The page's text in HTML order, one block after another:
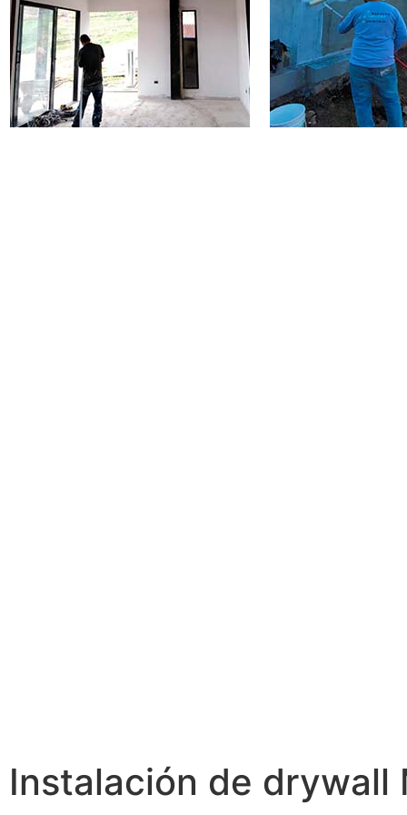
Instalación de drywall